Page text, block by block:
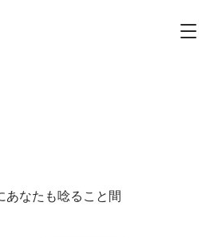
あなたも唸ること間